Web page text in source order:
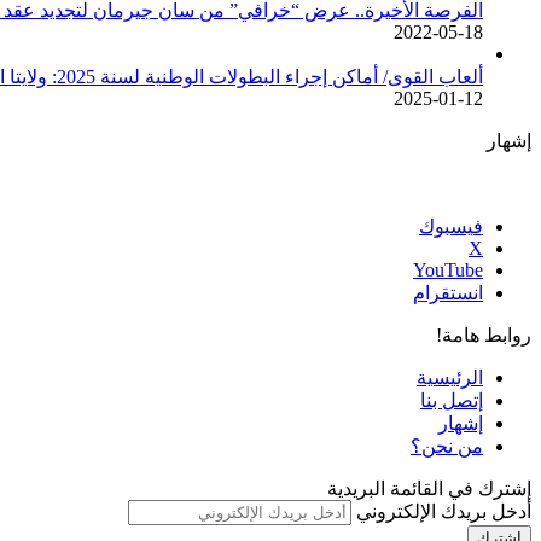
الفرصة الأخيرة.. عرض “خرافي” من سان جيرمان لتجديد عقد
2022-05-18
ألعاب القوى/ أماكن إجراء البطولات الوطنية لسنة 2025: ولايتا الجزائر وبجاية تحتضنان أغلبية المسابقات /اتحادية/
2025-01-12
إشهار
فيسبوك
‫X
‫YouTube
انستقرام
روابط هامة!
الرئيسية
إتصل بنا
إشهار
من نحن؟
إشترك في القائمة البريدية
أدخل بريدك الإلكتروني